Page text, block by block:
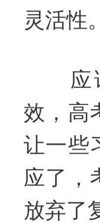
灵活性。
应该
效，高
让一些
应了，
放弃了